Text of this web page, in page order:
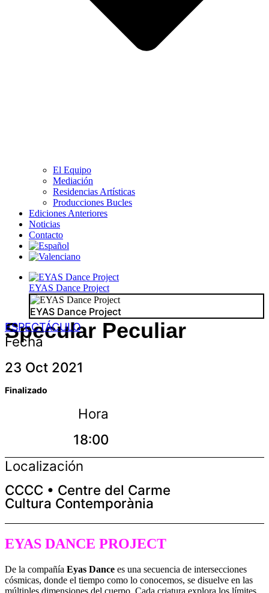
El Equipo
Mediación
Residencias Artísticas
Producciones Bucles
Ediciones Anteriores
Noticias
Contacto
EYAS Dance Project
EYAS Dance Project
Specular Peculiar
ESPECTÁCULO
Fecha
23 Oct 2021
Finalizado
Hora
18:00
Localización
CCCC • Centre del Carme
Cultura Contemporània
EYAS DANCE PROJECT
De la compañía Eyas Dance es una secuencia de intersecciones
cósmicas, donde el tiempo como lo conocemos, se disuelve en las
múltiples dimensiones del cuerpo. Cada criatura explora los límites